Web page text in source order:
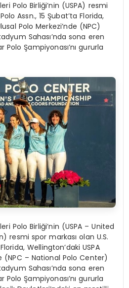
Polo Birliği’nin (USPA) resmi
Assn., 15 Şubat’ta Florida,
Polo Merkezi’nde (NPC)
Sahası’nda sona eren
Polo Şampiyonası’nı gururla
Polo Birliği’nin (USPA – United
resmi spor markası olan U.S.
Wellington’daki USPA
(NPC – National Polo Center)
Sahası’nda sona eren
Polo Şampiyonası’nı gururla